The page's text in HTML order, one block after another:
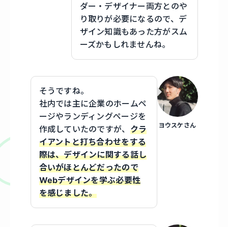
ダー・デザイナー両方とのや
り取りが必要になるので、デ
ザイン知識もあった方がスム
ーズかもしれませんね。
ヨウスケさん
そうですね。
社内では主に企業のホームペ
ージやランディングページを
作成していたのですが、 クラ
イアントと打ち合わせをする
際は、デザインに関する話し
合いがほとんどだったので
Webデザインを学ぶ必要性
を感じました。